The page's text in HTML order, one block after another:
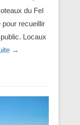
du Fel
pour recueillir
Locaux
→